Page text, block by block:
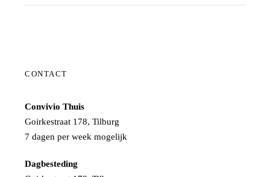
CONTACT
Convivio Thuis
Goirkestraat 178, Tilburg
7 dagen per week mogelijk
Dagbesteding